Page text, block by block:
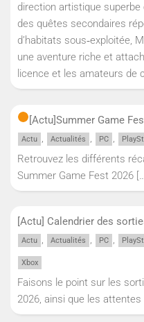
direction artistique
des quêtes secondaires
d’habitats sous‑exploitée,
une aventure riche et
licence et les amateurs de
[Actu]Summer Game
Actu , Actualités , PC ,
Retrouvez les différents
Summer Game Fest 2026
[Actu] Calendrier des
Actu , Actualités , PC ,
Xbox
Faisons le point sur les
2026, ainsi que les